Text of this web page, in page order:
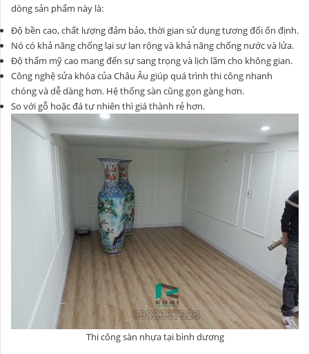
dòng sản phẩm này là:
Độ bền cao, chất lượng đảm bảo, thời gian sử dụng tương đối ổn định.
Nó có khả năng chống lại sự lan rộng và khả năng chống nước và lửa.
Độ thẩm mỹ cao mang đến sự sang trọng và lịch lãm cho không gian.
Công nghệ sửa khóa của Châu Âu giúp quá trình thi công nhanh
chóng và dễ dàng hơn. Hệ thống sàn cũng gọn gàng hơn.
So với gỗ hoặc đá tự nhiên thì giá thành rẻ hơn.
Thi công sàn nhựa tại bình dương